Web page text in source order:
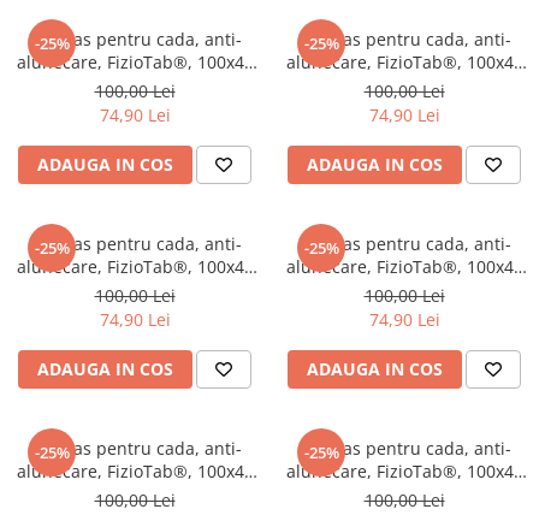
Husa protectie scaun auto
Suporti uscare biberoane
Suporti pahar carucior
Bile baie copii
Vesela copii
Lampi de veghe
-25%
Covoras pentru cada, anti-
alunecare, FizioTab®, 100x40
cm, Albastru Deschis
100,00 Lei
74,90 Lei
ADAUGA IN COS
-25%
Covoras pentru cada, anti-
alunecare, FizioTab®, 100x40
cm, Bej lucios
100,00 Lei
74,90 Lei
ADAUGA IN COS
-25%
Covoras pentru cada, anti-
alunecare, FizioTab®, 100x40
cm, Alb
100,00 Lei
74,90 Lei
ADAUGA IN COS
-25%
Covoras pentru cada, anti-
alunecare, FizioTab®, 100x40
cm, Gri
100,00 Lei
74,90 Lei
ADAUGA IN COS
-25%
Covoras pentru cada, anti-
alunecare, FizioTab®, 100x40
cm, Negru
100,00 Lei
-25%
Covoras pentru cada, anti-
alunecare, FizioTab®, 100x40
cm, Albastru Turcoaz
100,00 Lei